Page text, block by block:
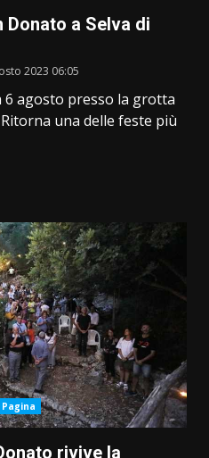
Donato a Selva di
2023 06:05
agosto presso la grotta
una delle feste più
rivive la